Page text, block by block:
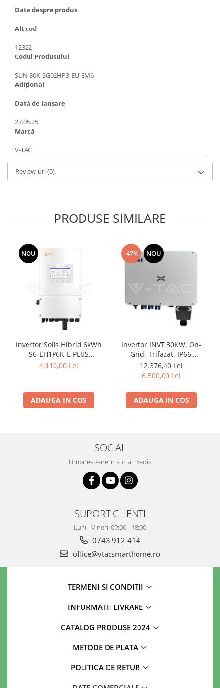
Date despre produs
Alt cod
12322
Codul Produsului
SUN-80K-SG02HP3-EU-EM6
Adițional
Dată de lansare
27.05.25
Marcă
V-TAC
Review-uri(0)
PRODUSE SIMILARE
NOU
Invertor Solis Hibrid 6kWh
S6-EH1P6K-L-PLUS
Monofazat
4.110,00 Lei
ADAUGA IN COS
-47% NOU
Invertor INVT 30KW, On-
Grid, Trifazat, IP66,
Garantie 10 ani
12.376,40 Lei
6.500,00 Lei
ADAUGA IN COS
SOCIAL
Urmareste-ne in social media
SUPORT CLIENTI
Luni - Vineri: 09:00 - 18:00
0743 912 414
office@vtacsmarthome.ro
TERMENI SI CONDITII
INFORMATII LIVRARE
CATALOG PRODUSE 2024
METODE DE PLATA
POLITICA DE RETUR